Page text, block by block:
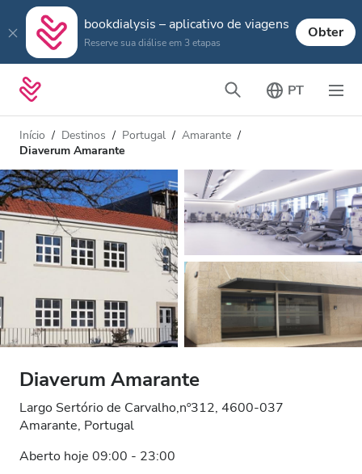
bookdialysis – aplicativo de viagens
Reserve sua diálise em 3 etapas
Obter
PT
Início Destinos Portugal
Amarante
Diaverum Amarante
Diaverum Amarante
Largo Sertório de Carvalho,nº312, 4600-037
Amarante, Portugal
Aberto hoje 09:00 - 23:00